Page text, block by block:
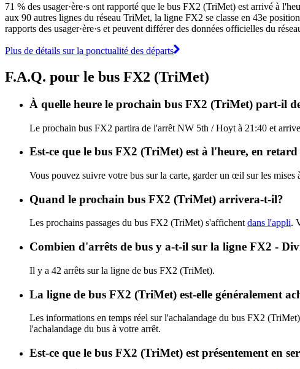
71 % des usager·ère·s ont rapporté que le bus FX2 (TriMet) est arrivé à
aux 90 autres lignes du réseau TriMet, la ligne FX2 se classe en 43e
rapports des usager·ère·s et peuvent différer des données officielles du
Plus de détails sur la ponctualité des départs
F.A.Q. pour le bus FX2 (TriMet)
À quelle heure le prochain bus FX2 (TriMet) part-il
Le prochain bus FX2 partira de l'arrêt NW 5th / Hoyt à 21:40 et
Est-ce que le bus FX2 (TriMet) est à l'heure, en retard
Vous pouvez suivre votre bus sur la carte, garder un œil sur les
Quand le prochain bus FX2 (TriMet) arrivera-t-il?
Les prochains passages du bus FX2 (TriMet) s'affichent dans l'appli.
Combien d'arrêts de bus y a-t-il sur la ligne FX2 -
Il y a 42 arrêts sur la ligne de bus FX2 (TriMet).
La ligne de bus FX2 (TriMet) est-elle généralement
Les informations en temps réel sur l'achalandage du bus FX2
l'achalandage du bus à votre arrêt.
Est-ce que le bus FX2 (TriMet) est présentement en